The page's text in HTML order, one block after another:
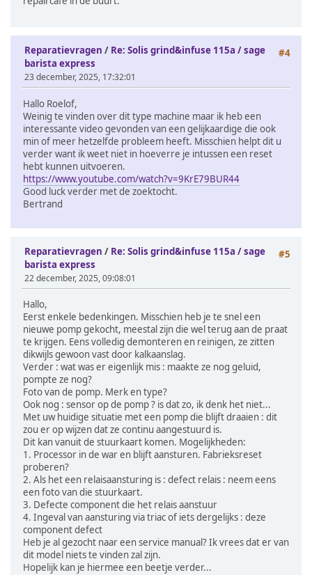
#4
Reparatievragen / Re: Solis grind&infuse 115a / sage
barista express
23 december, 2025, 17:32:01
Hallo Roelof,
Weinig te vinden over dit type machine maar ik heb een
interessante video gevonden van een gelijkaardige die ook
min of meer hetzelfde probleem heeft. Misschien helpt dit u
verder want ik weet niet in hoeverre je intussen een reset
hebt kunnen uitvoeren.
https://www.youtube.com/watch?v=9KrE79BUR44
Good luck verder met de zoektocht.
Bertrand
#5
Reparatievragen / Re: Solis grind&infuse 115a / sage
barista express
22 december, 2025, 09:08:01
Hallo,
Eerst enkele bedenkingen. Misschien heb je te snel een
nieuwe pomp gekocht, meestal zijn die wel terug aan de praat
te krijgen. Eens volledig demonteren en reinigen, ze zitten
dikwijls gewoon vast door kalkaanslag.
Verder : wat was er eigenlijk mis : maakte ze nog geluid,
pompte ze nog?
Foto van de pomp. Merk en type?
Ook nog : sensor op de pomp ? is dat zo, ik denk het niet...
Met uw huidige situatie met een pomp die blijft draaien : dit
zou er op wijzen dat ze continu aangestuurd is.
Dit kan vanuit de stuurkaart komen. Mogelijkheden:
1. Processor in de war en blijft aansturen. Fabrieksreset
proberen?
2. Als het een relaisaansturing is : defect relais : neem eens
een foto van die stuurkaart.
3. Defecte component die het relais aanstuur
4. Ingeval van aansturing via triac of iets dergelijks : deze
component defect
Heb je al gezocht naar een service manual? Ik vrees dat er van
dit model niets te vinden zal zijn.
Hopelijk kan je hiermee een beetje verder...